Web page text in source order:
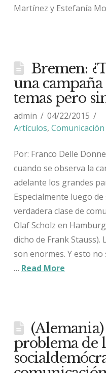
Martínez y Estefanía
Bremen:
una
temas pero
admin
04/22/2015
Artículos,
Por: Franco Delle
cuando se observa la
adelante los grandes
Especialmente luego
verdadera clase de
Olaf Scholz en
dicho de Frank Stauss).
son enormes. Y esto no
… Read More
problema de